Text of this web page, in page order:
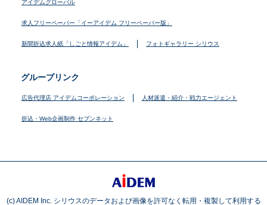
アイデムグローバル
求人フリーペーパー「イーアイデム フリーペーパー版」
新聞折込求人紙「しごと情報アイデム」 フォトギャラリー シリウス
グループリンク
広告代理店 アイデムコーポレーション 人材派遣・紹介・戦力エージェント
折込・Web企画制作 セブンネット
(c) AIDEM Inc. シリウスのデータおよび画像を許可なく転用・複製して利用する